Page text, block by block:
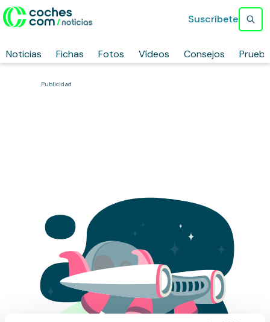
Noticias Fichas Fotos Vídeos Consejos
Suscríbete
Publicidad